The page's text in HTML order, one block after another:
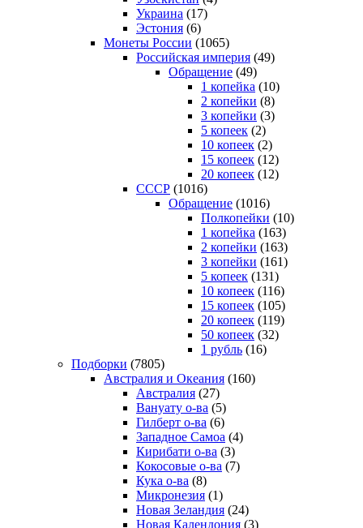
Украина (17)
Эстония (6)
Монеты России (1065)
Российская империя (49)
Обращение (49)
1 копейка (10)
2 копейки (8)
3 копейки (3)
5 копеек (2)
10 копеек (2)
15 копеек (12)
20 копеек (12)
СССР (1016)
Обращение (1016)
Полкопейки (10)
1 копейка (163)
2 копейки (163)
3 копейки (161)
5 копеек (131)
10 копеек (116)
15 копеек (105)
20 копеек (119)
50 копеек (32)
1 рубль (16)
Подборки (7805)
Австралия и Океания (160)
Австралия (27)
Вануату о-ва (5)
Гилберт о-ва (6)
Западное Самоа (4)
Кирибати о-ва (3)
Кокосовые о-ва (7)
Кука о-ва (8)
Микронезия (1)
Новая Зеландия (24)
Новая Календония (3)